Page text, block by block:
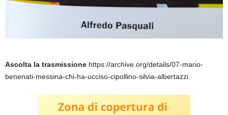
Ascolta la trasmissione https://archive.org/details/07-mario-
benenati-messina-chi-ha-ucciso-cipollino-silvia-albertazzi